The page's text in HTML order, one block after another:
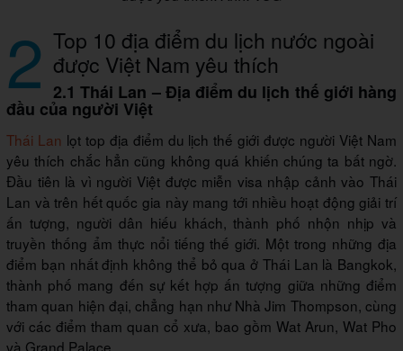
2 Top 10 địa điểm du lịch nước ngoài
được Việt Nam yêu thích
2.1 Thái Lan – Địa điểm du lịch thế giới hàng
đầu của người Việt
Thái Lan lọt top địa điểm du lịch thế giới được người Việt Nam
yêu thích chắc hẳn cũng không quá khiến chúng ta bất ngờ.
Đầu tiên là vì người Việt được miễn visa nhập cảnh vào Thái
Lan và trên hết quốc gia này mang tới nhiều hoạt động giải trí
ấn tượng, người dân hiếu khách, thành phố nhộn nhịp và
truyền thống ẩm thực nổi tiếng thế giới. Một trong những địa
điểm bạn nhất định không thể bỏ qua ở Thái Lan là Bangkok,
thành phố mang đến sự kết hợp ấn tượng giữa những điểm
tham quan hiện đại, chẳng hạn như Nhà Jim Thompson, cùng
với các điểm tham quan cổ xưa, bao gồm Wat Arun, Wat Pho
và Grand Palace.